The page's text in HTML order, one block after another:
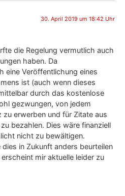
30. April 2019 um 18:42 Uhr
die Regelung vermutlich auch
haben. Da
eine Veröffentlichung eines
ist (auch wenn dieses
durch das kostenlose
gezwungen, von jedem
zu erwerben und für Zitate aus
bezahlen. Dies wäre finanziell
nicht zu bewältigen.
in Zukunft anders beurteilen
mir aktuelle leider zu